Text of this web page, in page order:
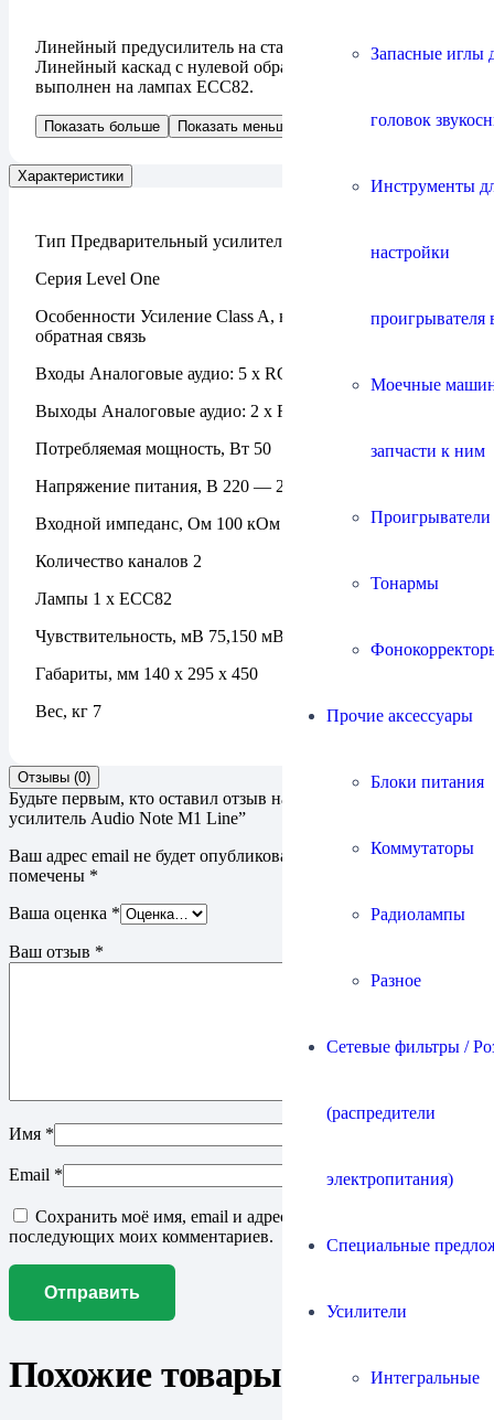
Запасные иглы
головок
Инструменты
настройки
проигрывателя
Моечные
запчасти к ним
Тонармы
Прочие аксессуары
Блоки питания
Коммутаторы
Радиолампы
Разное
Сетевые фильтры /
(распредители
электропитания)
Специальные
Усилители
Интегральные
Линейный предусилитель на стандартном шасси.
Линейный каскад с нулевой обратной связью
выполнен на лампах ECC82.
Показать больше Показать меньше
Характеристики
Тип Предварительный усилитель
Серия Level One
Особенности Усиление Class A, нулевая отрицательная
обратная связь
Входы Аналоговые аудио: 5 x RCA
Выходы Аналоговые аудио: 2 x RCA
Потребляемая мощность, Вт 50
Напряжение питания, В 220 — 240
Входной импеданс, Ом 100 кОм
Количество каналов 2
Лампы 1 x ECC82
Чувствительность, мВ 75,150 мВ
Габариты, мм 140 x 295 х 450
Вес, кг 7
Отзывы (0)
Будьте первым, кто оставил отзыв на “Предварительный
усилитель Audio Note M1 Line”
Ваш адрес email не будет опубликован.
Обязательные поля
помечены *
Ваша оценка *
Ваш отзыв *
Имя *
Email *
Сохранить моё имя, email и адрес сайта в этом браузере для
последующих моих комментариев.
Похожие товары